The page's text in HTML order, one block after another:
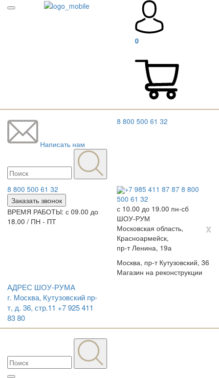
0
Написать нам
8 800 500 61 32
8 800 500 61 32
Заказать звонок
ВРЕМЯ РАБОТЫ: с 09.00 до
18.00 / ПН - ПТ
+7 985 411 87 87 8 800
500 61 32
с 10.00 до 19.00 пн-сб
ШОУ-РУМ
x
Московская область,
Красноармейск,
пр-т Ленина, 19а
Москва, пр-т Кутузовский, 36
Магазин на реконструкции
АДРЕС ШОУ-РУМА
г. Москва, Кутузовский пр-
т, д. 36, стр.11 +7 925 411
83 80